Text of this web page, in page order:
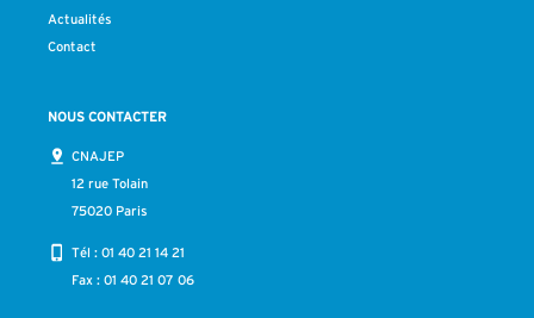
Actualités
Contact
NOUS CONTACTER
CNAJEP
12 rue Tolain
75020 Paris
Tél : 01 40 21 14 21
Fax : 01 40 21 07 06